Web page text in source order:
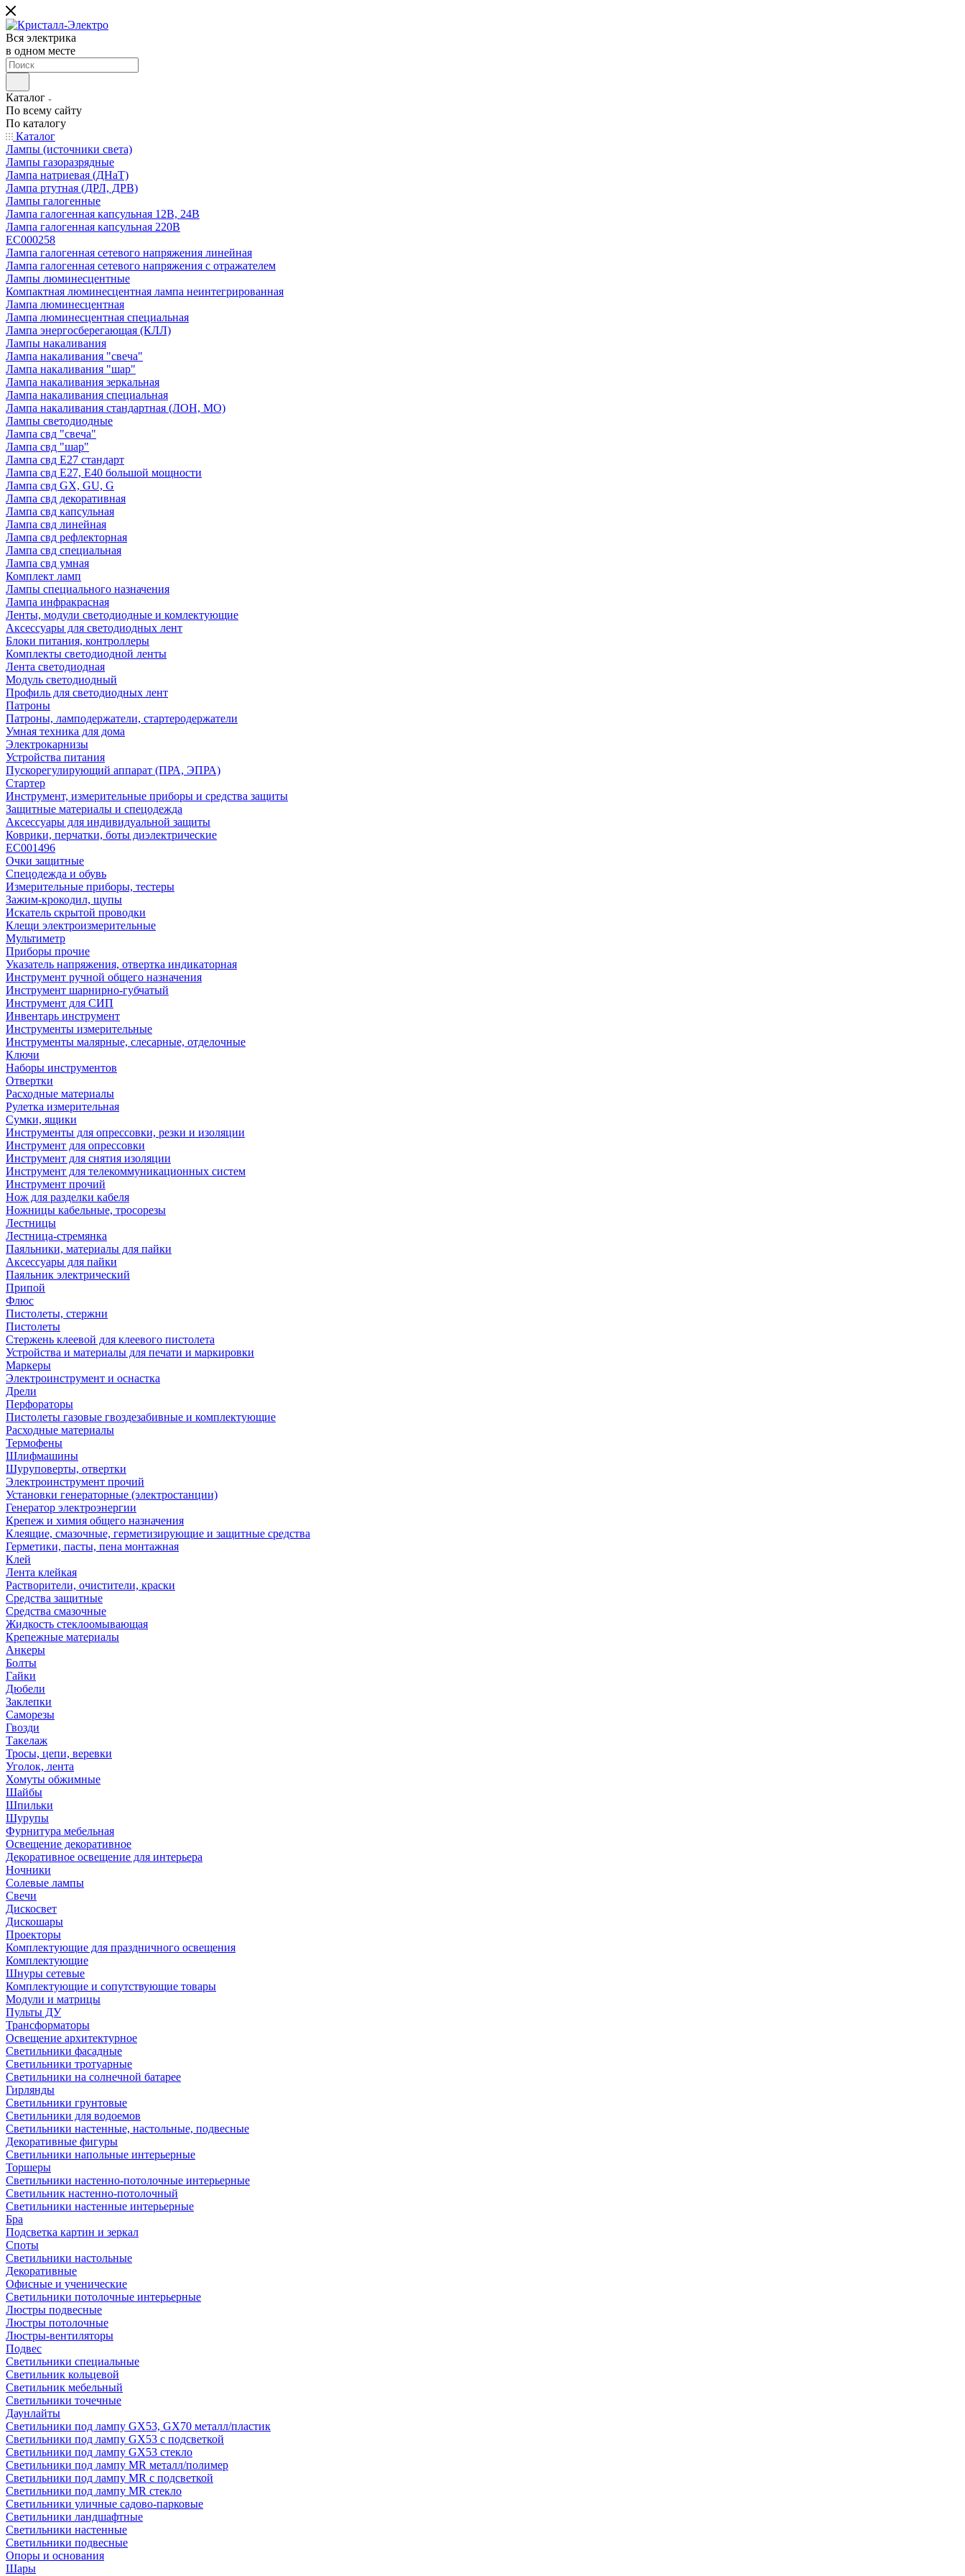
Вся электрика
в одном месте
Каталог
По всему сайту
По каталогу
Каталог
Лампы (источники света)
Лампы газоразрядные
Лампа натриевая (ДНаТ)
Лампа ртутная (ДРЛ, ДРВ)
Лампы галогенные
Лампа галогенная капсульная 12В, 24В
Лампа галогенная капсульная 220В
EC000258
Лампа галогенная сетевого напряжения линейная
Лампа галогенная сетевого напряжения с отражателем
Лампы люминесцентные
Компактная люминесцентная лампа неинтегрированная
Лампа люминесцентная
Лампа люминесцентная специальная
Лампа энергосберегающая (КЛЛ)
Лампы накаливания
Лампа накаливания "свеча"
Лампа накаливания "шар"
Лампа накаливания зеркальная
Лампа накаливания специальная
Лампа накаливания стандартная (ЛОН, МО)
Лампы светодиодные
Лампа свд "свеча"
Лампа свд "шар"
Лампа свд E27 стандарт
Лампа свд E27, Е40 большой мощности
Лампа свд GX, GU, G
Лампа свд декоративная
Лампа свд капсульная
Лампа свд линейная
Лампа свд рефлекторная
Лампа свд специальная
Лампа свд умная
Комплект ламп
Лампы специального назначения
Лампа инфракрасная
Ленты, модули светодиодные и комлектующие
Аксессуары для светодиодных лент
Блоки питания, контроллеры
Комплекты светодиодной ленты
Лента светодиодная
Модуль светодиодный
Профиль для светодиодных лент
Патроны
Патроны, ламподержатели, стартеродержатели
Умная техника для дома
Электрокарнизы
Устройства питания
Пускорегулирующий аппарат (ПРА, ЭПРА)
Стартер
Инструмент, измерительные приборы и средства защиты
Защитные материалы и спецодежда
Аксессуары для индивидуальной защиты
Коврики, перчатки, боты диэлектрические
EC001496
Очки защитные
Спецодежда и обувь
Измерительные приборы, тестеры
Зажим-крокодил, щупы
Искатель скрытой проводки
Клещи электроизмерительные
Мультиметр
Приборы прочие
Указатель напряжения, отвертка индикаторная
Инструмент ручной общего назначения
Инструмент шарнирно-губчатый
Инструмент для СИП
Инвентарь инструмент
Инструменты измерительные
Инструменты малярные, слесарные, отделочные
Ключи
Наборы инструментов
Отвертки
Расходные материалы
Рулетка измерительная
Сумки, ящики
Инструменты для опрессовки, резки и изоляции
Инструмент для опрессовки
Инструмент для снятия изоляции
Инструмент для телекоммуникационных систем
Инструмент прочий
Нож для разделки кабеля
Ножницы кабельные, тросорезы
Лестницы
Лестница-стремянка
Паяльники, материалы для пайки
Аксессуары для пайки
Паяльник электрический
Припой
Флюс
Пистолеты, стержни
Пистолеты
Стержень клеевой для клеевого пистолета
Устройства и материалы для печати и маркировки
Маркеры
Электроинструмент и оснастка
Дрели
Перфораторы
Пистолеты газовые гвоздезабивные и комплектующие
Расходные материалы
Термофены
Шлифмашины
Шуруповерты, отвертки
Электроинструмент прочий
Установки генераторные (электростанции)
Генератор электроэнергии
Крепеж и химия общего назначения
Клеящие, смазочные, герметизирующие и защитные средства
Герметики, пасты, пена монтажная
Клей
Лента клейкая
Растворители, очистители, краски
Средства защитные
Средства смазочные
Жидкость стеклоомывающая
Крепежные материалы
Анкеры
Болты
Гайки
Дюбели
Заклепки
Саморезы
Гвозди
Такелаж
Тросы, цепи, веревки
Уголок, лента
Хомуты обжимные
Шайбы
Шпильки
Шурупы
Фурнитура мебельная
Освещение декоративное
Декоративное освещение для интерьера
Ночники
Солевые лампы
Свечи
Дискосвет
Дискошары
Проекторы
Комплектующие для праздничного освещения
Комплектующие
Шнуры сетевые
Комплектующие и сопутствующие товары
Модули и матрицы
Пульты ДУ
Трансформаторы
Освещение архитектурное
Светильники фасадные
Светильники тротуарные
Светильники на солнечной батарее
Гирлянды
Светильники грунтовые
Светильники для водоемов
Светильники настенные, настольные, подвесные
Декоративные фигуры
Светильники напольные интерьерные
Торшеры
Светильники настенно-потолочные интерьерные
Светильник настенно-потолочный
Светильники настенные интерьерные
Бра
Подсветка картин и зеркал
Споты
Светильники настольные
Декоративные
Офисные и ученические
Светильники потолочные интерьерные
Люстры подвесные
Люстры потолочные
Люстры-вентиляторы
Подвес
Светильники специальные
Светильник кольцевой
Светильник мебельный
Светильники точечные
Даунлайты
Светильники под лампу GX53, GX70 металл/пластик
Светильники под лампу GX53 с подсветкой
Светильники под лампу GX53 стекло
Светильники под лампу MR металл/полимер
Светильники под лампу MR с подсветкой
Светильники под лампу MR стекло
Светильники уличные садово-парковые
Светильники ландшафтные
Светильники настенные
Светильники подвесные
Опоры и основания
Шары